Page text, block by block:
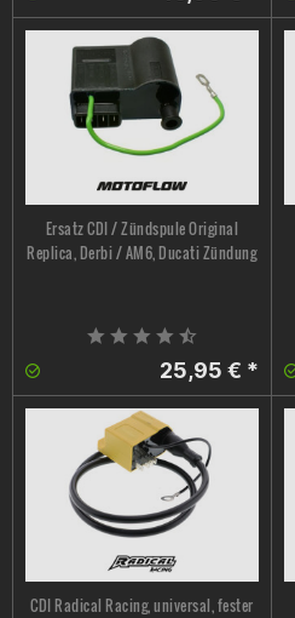
Ersatz CDI / Zündspule Original
Replica, Derbi / AM6, Ducati Zündung
25,95 € *
CDI Radical Racing, universal, fester